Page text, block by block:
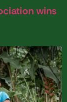
wins